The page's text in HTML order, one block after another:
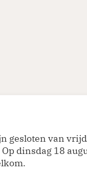
gesloten van
dinsdag 18